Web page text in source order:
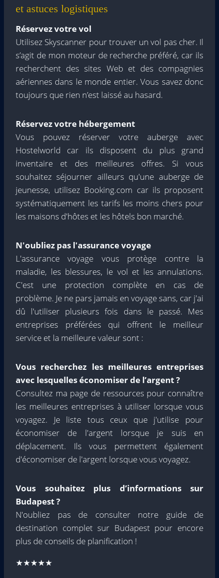
et astuces logistiques
Réservez votre vol
Utilisez Skyscanner pour trouver un vol pas cher. Il
s’agit de mon moteur de recherche préféré, car ils
recherchent des sites Web et des compagnies
aériennes dans le monde entier. Vous savez donc
toujours que rien n’est laissé au hasard.
Réservez votre hébergement
Vous pouvez réserver votre auberge avec
Hostelworld car ils disposent du plus grand
inventaire et des meilleures offres. Si vous
souhaitez séjourner ailleurs qu'une auberge de
jeunesse, utilisez Booking.com car ils proposent
systématiquement les tarifs les moins chers pour
les maisons d'hôtes et les hôtels bon marché.
N'oubliez pas l'assurance voyage
L'assurance voyage vous protège contre la
maladie, les blessures, le vol et les annulations.
C'est une protection complète en cas de
problème. Je ne pars jamais en voyage sans, car j'ai
dû l'utiliser plusieurs fois dans le passé. Mes
entreprises préférées qui offrent le meilleur
service et la meilleure valeur sont :
Vous recherchez les meilleures entreprises
avec lesquelles économiser de l’argent ?
Consultez ma page de ressources pour connaître
les meilleures entreprises à utiliser lorsque vous
voyagez. Je liste tous ceux que j'utilise pour
économiser de l'argent lorsque je suis en
déplacement. Ils vous permettent également
d'économiser de l'argent lorsque vous voyagez.
Vous souhaitez plus d’informations sur
Budapest ?
N'oubliez pas de consulter notre guide de
destination complet sur Budapest pour encore
plus de conseils de planification !
★★★★★